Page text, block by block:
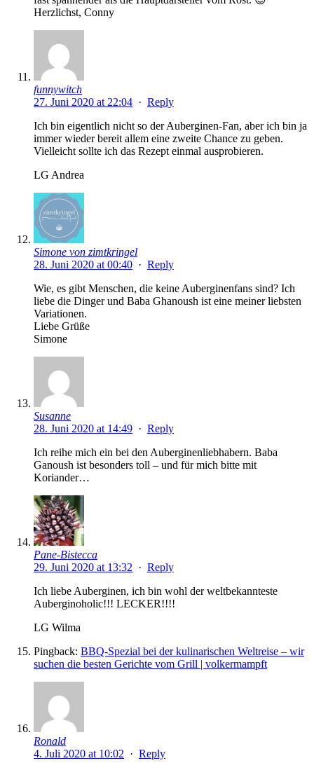
Herzlichst, Conny
funnywitch
27. Juni 2020 at 22:04 · Reply
Ich bin eigentlich nicht so der Auberginen-Fan, aber ich bin ja
immer wieder bereit allem eine zweite Chance zu geben.
Vielleicht sollte ich das Rezept einmal ausprobieren.
LG Andrea
Simone von zimtkringel
28. Juni 2020 at 00:40 · Reply
Wie, es gibt Menschen, die keine Auberginenfans sind? Ich
liebe die Dinger und Baba Ghanoush ist eine meiner liebsten
Variationen.
Liebe Grüße
Simone
Susanne
28. Juni 2020 at 14:49 · Reply
Ich reihe mich ein bei den Auberginenliebhabern. Baba
Ganoush ist besonders toll – und für mich bitte mit
Koriander…
Pane-Bistecca
29. Juni 2020 at 13:32 · Reply
Ich liebe Auberginen, ich bin wohl der weltbekannteste
Auberginoholic!!! LECKER!!!!
LG Wilma
Pingback: BBQ-Spezial bei der kulinarischen Weltreise – wir
suchen die besten Gerichte vom Grill | volkermampft
Ronald
4. Juli 2020 at 10:02 · Reply